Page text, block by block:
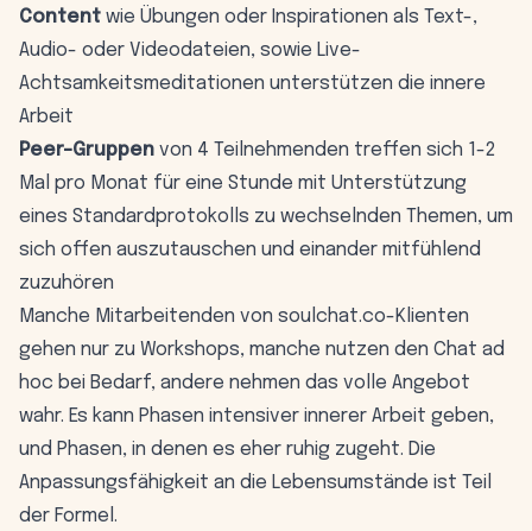
Content wie Übungen oder Inspirationen als Text-,
Audio- oder Videodateien, sowie Live-
Achtsamkeitsmeditationen unterstützen die innere
Arbeit
Peer-Gruppen von 4 Teilnehmenden treffen sich 1-2
Mal pro Monat für eine Stunde mit Unterstützung
eines Standardprotokolls zu wechselnden Themen, um
sich offen auszutauschen und einander mitfühlend
zuzuhören
Manche Mitarbeitenden von soulchat.co-Klienten
gehen nur zu Workshops, manche nutzen den Chat ad
hoc bei Bedarf, andere nehmen das volle Angebot
wahr. Es kann Phasen intensiver innerer Arbeit geben,
und Phasen, in denen es eher ruhig zugeht. Die
Anpassungsfähigkeit an die Lebensumstände ist Teil
der Formel.